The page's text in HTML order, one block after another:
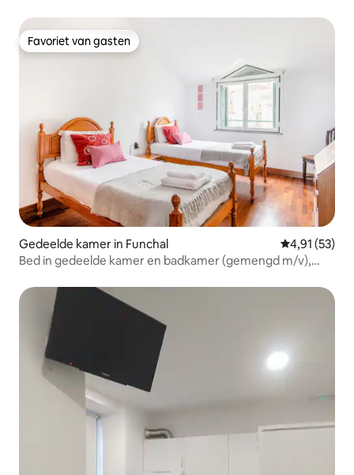
Favoriet van gasten
Favoriet van gasten
Gedeelde kamer in Funchal Gemiddelde
4,91 (53)
Bed in gedeelde kamer en badkamer (gemengd m/v),